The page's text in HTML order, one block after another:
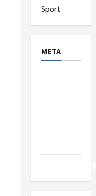
Sport
META